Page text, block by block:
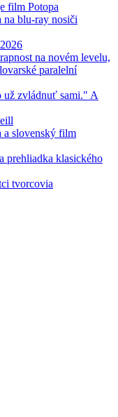
film Potopa
blu-ray nosiči
na novém levelu,
paralelní
už zvládnuť sami." A
a slovenský film
prehliadka klasického
tvorcovia